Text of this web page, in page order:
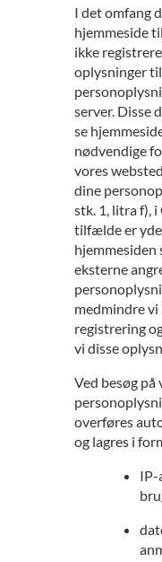
I det omfang
hjemmeside
ikke
oplysninger
server. Disse
se
nødvendige
vores
dine
stk. 1, litra f),
tilfælde er
hjemmesiden
eksterne
medmindre vi
registrering
vi disse
Ved besøg på
overføres
og lagres i
IP-